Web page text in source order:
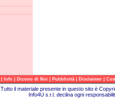
| Info | Dicono di Noi | Pubblicità | Disclaimer |
Tutto il materiale presente in questo sito è
Info4U s.r.l. declina ogni